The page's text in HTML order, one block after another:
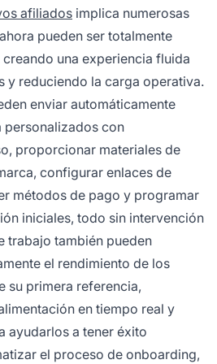
afiliados implica numerosas
pueden ser totalmente
una experiencia fluida
y reduciendo la carga operativa.
enviar automáticamente
personalizados con
proporcionar materiales de
configurar enlaces de
métodos de pago y programar
iniciales, todo sin intervención
trabajo también pueden
el rendimiento de los
su primera referencia,
en tiempo real y
ayudarlos a tener éxito
el proceso de onboarding,